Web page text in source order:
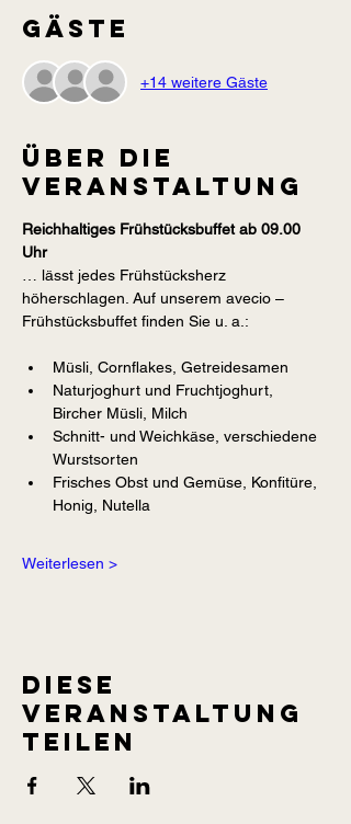
Gäste
+14 weitere Gäste
Über die
Veranstaltung
Reichhaltiges Frühstücksbuffet ab 09.00
Uhr
… lässt jedes Frühstücksherz
höherschlagen. Auf unserem avecio –
Frühstücksbuffet finden Sie u. a.:
Müsli, Cornflakes, Getreidesamen
Naturjoghurt und Fruchtjoghurt,
Bircher Müsli, Milch
Schnitt- und Weichkäse, verschiedene
Wurstsorten
Frisches Obst und Gemüse, Konfitüre,
Honig, Nutella
Weiterlesen >
Diese
Veranstaltung
teilen